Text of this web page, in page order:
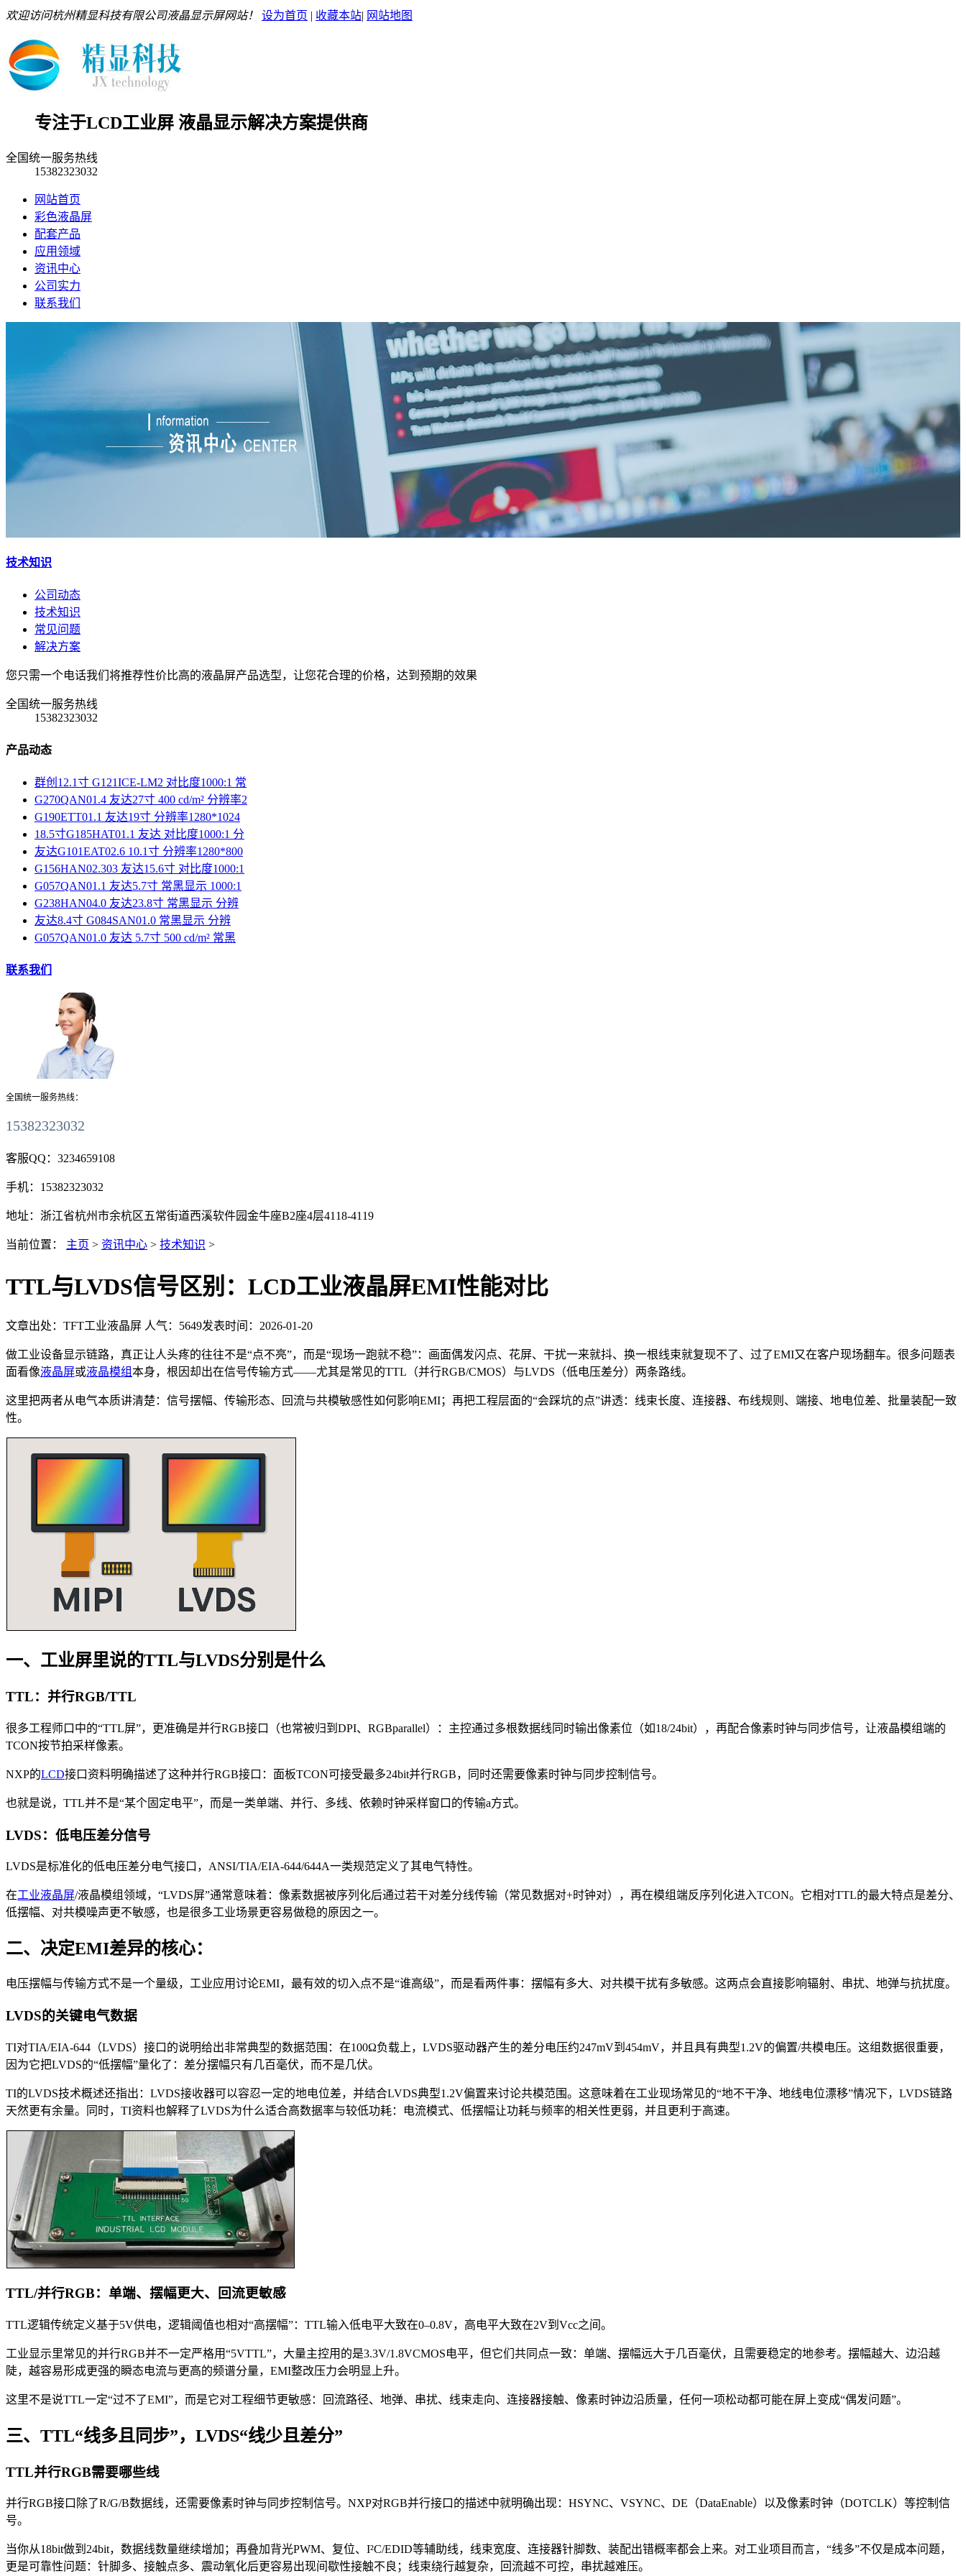
欢迎访问杭州精显科技有限公司液晶显示屏网站！ 设为首页 | 收藏本站| 网站地图
专注于LCD工业屏 液晶显示解决方案提供商
全国统一服务热线
15382323032
网站首页
彩色液晶屏
配套产品
应用领域
资讯中心
公司实力
联系我们
技术知识
公司动态
技术知识
常见问题
解决方案
您只需一个电话我们将推荐性价比高的液晶屏产品选型，让您花合理的价格，达到预期的效果
全国统一服务热线
15382323032
产品动态
群创12.1寸 G121ICE-LM2 对比度1000:1 常
G270QAN01.4 友达27寸 400 cd/m² 分辨率2
G190ETT01.1 友达19寸 分辨率1280*1024
18.5寸G185HAT01.1 友达 对比度1000:1 分
友达G101EAT02.6 10.1寸 分辨率1280*800
G156HAN02.303 友达15.6寸 对比度1000:1
G057QAN01.1 友达5.7寸 常黑显示 1000:1
G238HAN04.0 友达23.8寸 常黑显示 分辨
友达8.4寸 G084SAN01.0 常黑显示 分辨
G057QAN01.0 友达 5.7寸 500 cd/m² 常黑
联系我们
全国统一服务热线：
15382323032
客服QQ： 3234659108
手机： 15382323032
地址： 浙江省杭州市余杭区五常街道西溪软件园金牛座B2座4层4118-4119
当前位置： 主页 > 资讯中心 > 技术知识 >
TTL与LVDS信号区别：LCD工业液晶屏EMI性能对比
文章出处：TFT工业液晶屏 人气： 5649发表时间：2026-01-20
做工业设备显示链路，真正让人头疼的往往不是“点不亮”，而是“现场一跑就不稳”：画面偶发闪点、花屏、干扰一来就抖、换一根线束就复现不了、过了EMI又在客户现场翻车。很多问题表
面看像液晶屏或液晶模组本身，根因却出在信号传输方式——尤其是常见的TTL（并行RGB/CMOS）与LVDS（低电压差分）两条路线。
这里把两者从电气本质讲清楚：信号摆幅、传输形态、回流与共模敏感性如何影响EMI；再把工程层面的“会踩坑的点”讲透：线束长度、连接器、布线规则、端接、地电位差、批量装配一致
性。
一、工业屏里说的TTL与LVDS分别是什么
TTL：并行RGB/TTL
很多工程师口中的“TTL屏”，更准确是并行RGB接口（也常被归到DPI、RGBparallel）：主控通过多根数据线同时输出像素位（如18/24bit），再配合像素时钟与同步信号，让液晶模组端的
TCON按节拍采样像素。
NXP的LCD接口资料明确描述了这种并行RGB接口：面板TCON可接受最多24bit并行RGB，同时还需要像素时钟与同步控制信号。
也就是说，TTL并不是“某个固定电平”，而是一类单端、并行、多线、依赖时钟采样窗口的传输a方式。
LVDS：低电压差分信号
LVDS是标准化的低电压差分电气接口，ANSI/TIA/EIA-644/644A一类规范定义了其电气特性。
在工业液晶屏/液晶模组领域，“LVDS屏”通常意味着：像素数据被序列化后通过若干对差分线传输（常见数据对+时钟对），再在模组端反序列化进入TCON。它相对TTL的最大特点是差分、
低摆幅、对共模噪声更不敏感，也是很多工业场景更容易做稳的原因之一。
二、决定EMI差异的核心：
电压摆幅与传输方式不是一个量级，工业应用讨论EMI，最有效的切入点不是“谁高级”，而是看两件事：摆幅有多大、对共模干扰有多敏感。这两点会直接影响辐射、串扰、地弹与抗扰度。
LVDS的关键电气数据
TI对TIA/EIA-644（LVDS）接口的说明给出非常典型的数据范围：在100Ω负载上，LVDS驱动器产生的差分电压约247mV到454mV，并且具有典型1.2V的偏置/共模电压。这组数据很重要，
因为它把LVDS的“低摆幅”量化了：差分摆幅只有几百毫伏，而不是几伏。
TI的LVDS技术概述还指出：LVDS接收器可以容忍一定的地电位差，并结合LVDS典型1.2V偏置来讨论共模范围。这意味着在工业现场常见的“地不干净、地线电位漂移”情况下，LVDS链路
天然更有余量。同时，TI资料也解释了LVDS为什么适合高数据率与较低功耗：电流模式、低摆幅让功耗与频率的相关性更弱，并且更利于高速。
TTL/并行RGB：单端、摆幅更大、回流更敏感
TTL逻辑传统定义基于5V供电，逻辑阈值也相对“高摆幅”：TTL输入低电平大致在0–0.8V，高电平大致在2V到Vcc之间。
工业显示里常见的并行RGB并不一定严格用“5VTTL”，大量主控用的是3.3V/1.8VCMOS电平，但它们共同点一致：单端、摆幅远大于几百毫伏，且需要稳定的地参考。摆幅越大、边沿越
陡，越容易形成更强的瞬态电流与更高的频谱分量，EMI整改压力会明显上升。
这里不是说TTL一定“过不了EMI”，而是它对工程细节更敏感：回流路径、地弹、串扰、线束走向、连接器接触、像素时钟边沿质量，任何一项松动都可能在屏上变成“偶发问题”。
三、TTL“线多且同步”，LVDS“线少且差分”
TTL并行RGB需要哪些线
并行RGB接口除了R/G/B数据线，还需要像素时钟与同步控制信号。NXP对RGB并行接口的描述中就明确出现：HSYNC、VSYNC、DE（DataEnable）以及像素时钟（DOTCLK）等控制信
号。
当你从18bit做到24bit，数据线数量继续增加；再叠加背光PWM、复位、I²C/EDID等辅助线，线束宽度、连接器针脚数、装配出错概率都会上来。对工业项目而言，“线多”不仅是成本问题，
更是可靠性问题：针脚多、接触点多、震动氧化后更容易出现间歇性接触不良；线束绕行越复杂，回流越不可控，串扰越难压。